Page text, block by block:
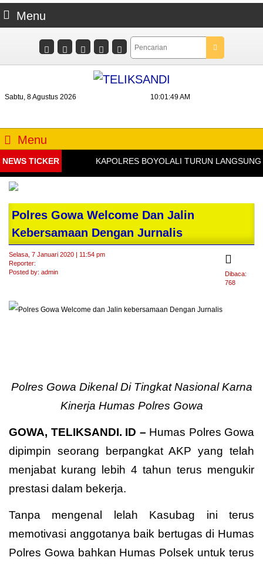
Menu
Sabtu, 8 Agustus 2026 10:01:50 AM
Menu
NEWS TICKER KAPOLRES BOYOLALI TURUN LANGSUNG
Polres Gowa Welcome Dan Jalin
Kebersamaan Dengan Jurnalis
Selasa, 7 Januari 2020 | 11:54 pm
Reporter:
Posted by: admin
Dibaca:
768
Polres Gowa Dikenal Di Tingkat Nasional Karna
Kinerja Humas Polres Gowa
GOWA, TELIKSANDI. ID – Humas Polres Gowa
dipimpin seorang berpangkat AKP yang telah
menjabat kurang lebih 4 tahun terus mengukir
prestasi dalam bekerja.
Tanpa mengenal lelah Kasubag ini terus
memotivasi anggotanya baik bertugas di Humas
Polres Gowa bahkan Humas Polsek untuk terus